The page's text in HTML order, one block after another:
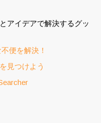
アイデアで解決するグッ
便を解決！
見つけよう